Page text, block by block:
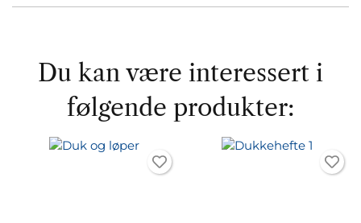
Du kan være interessert i
følgende produkter: